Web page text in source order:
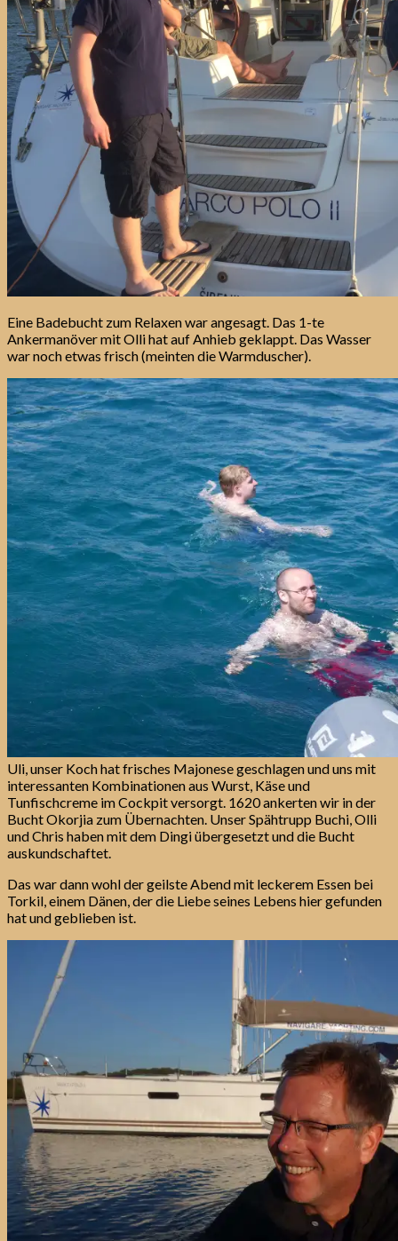
Eine Badebucht zum Relaxen war angesagt. Das 1-te
Ankermanöver mit Olli hat auf Anhieb geklappt. Das Wasser
war noch etwas frisch (meinten die Warmduscher).
Uli, unser Koch hat frisches Majonese geschlagen und uns mit
interessanten Kombinationen aus Wurst, Käse und
Tunfischcreme im Cockpit versorgt. 1620 ankerten wir in der
Bucht Okorjia zum Übernachten. Unser Spähtrupp Buchi, Olli
und Chris haben mit dem Dingi übergesetzt und die Bucht
auskundschaftet.
Das war dann wohl der geilste Abend mit leckerem Essen bei
Torkil, einem Dänen, der die Liebe seines Lebens hier gefunden
hat und geblieben ist.